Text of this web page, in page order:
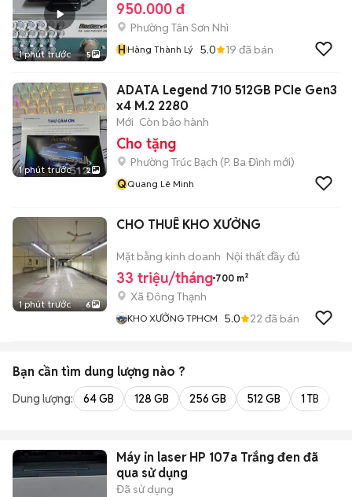
1 phút trước 5
950.000 đ
Phường Tân Sơn Nhì
HHàng Thành Lý 5.0 19 đã bán
1 phút trước 2
ADATA Legend 710 512GB PCIe Gen3
x4 M.2 2280
Mới Còn bảo hành
Cho tặng
Phường Trúc Bạch (P. Ba Đình mới)
QQuang Lê Minh
1 phút trước 6
CHO THUÊ KHO XƯỞNG
Mặt bằng kinh doanh Nội thất đầy đủ
33 triệu/tháng 700 m²
Xã Đông Thạnh
KHO XƯỞNG TPHCM 5.0 22 đã bán
Bạn cần tìm dung lượng nào ?
Dung lượng: 64 GB 128 GB 256 GB 512 GB 1 TB
Máy in laser HP 107a Trắng đen đã
qua sử dụng
Đã sử dụng